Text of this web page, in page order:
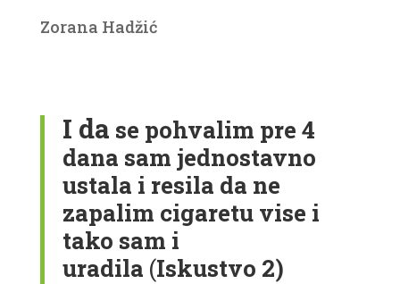
Zorana Hadžić
I da se pohvalim pre 4
dana sam jednostavno
ustala i resila da ne
zapalim cigaretu vise i
tako sam i
uradila (Iskustvo 2)